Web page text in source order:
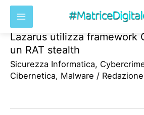
contenuto
Lazarus utilizza framework
un RAT stealth
Sicurezza Informatica,
Cibernetica, Malware / Redazione